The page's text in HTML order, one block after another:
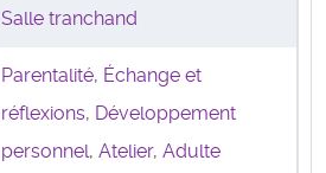
Salle tranchand
Parentalité, Échange et
réflexions, Développement
personnel, Atelier, Adulte